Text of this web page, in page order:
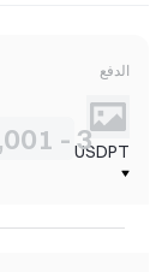
الدفع
USDPT